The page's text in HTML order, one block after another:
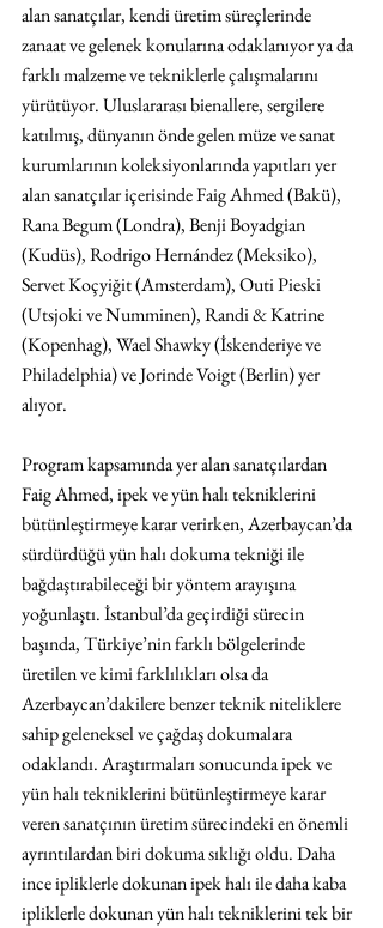
alan sanatçılar, kendi üretim süreçlerinde
zanaat ve gelenek konularına odaklanıyor ya da
farklı malzeme ve tekniklerle çalışmalarını
yürütüyor. Uluslararası bienallere, sergilere
katılmış, dünyanın önde gelen müze ve sanat
kurumlarının koleksiyonlarında yapıtları yer
alan sanatçılar içerisinde Faig Ahmed (Bakü),
Rana Begum (Londra), Benji Boyadgian
(Kudüs), Rodrigo Hernández (Meksiko),
Servet Koçyiğit (Amsterdam), Outi Pieski
(Utsjoki ve Numminen), Randi & Katrine
(Kopenhag), Wael Shawky (İskenderiye ve
Philadelphia) ve Jorinde Voigt (Berlin) yer
alıyor.
Program kapsamında yer alan sanatçılardan
Faig Ahmed, ipek ve yün halı tekniklerini
bütünleştirmeye karar verirken, Azerbaycan’da
sürdürdüğü yün halı dokuma tekniği ile
bağdaştırabileceği bir yöntem arayışına
yoğunlaştı. İstanbul’da geçirdiği sürecin
başında, Türkiye’nin farklı bölgelerinde
üretilen ve kimi farklılıkları olsa da
Azerbaycan’dakilere benzer teknik niteliklere
sahip geleneksel ve çağdaş dokumalara
odaklandı. Araştırmaları sonucunda ipek ve
yün halı tekniklerini bütünleştirmeye karar
veren sanatçının üretim sürecindeki en önemli
ayrıntılardan biri dokuma sıklığı oldu. Daha
ince ipliklerle dokunan ipek halı ile daha kaba
ipliklerle dokunan yün halı tekniklerini tek bir